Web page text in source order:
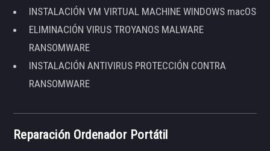
INSTALACIÓN VM VIRTUAL MACHINE WINDOWS macOS
ELIMINACIÓN VIRUS TROYANOS MALWARE
RANSOMWARE
INSTALACIÓN ANTIVIRUS PROTECCIÓN CONTRA
RANSOMWARE
Reparación Ordenador Portátil